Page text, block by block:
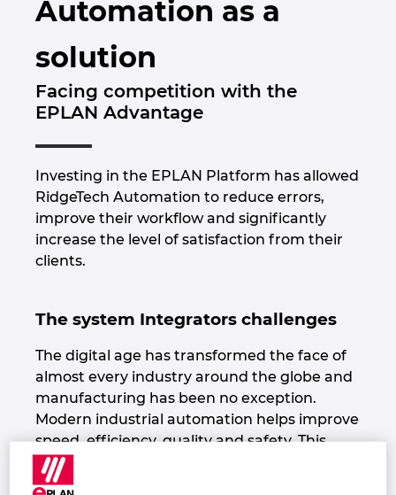
Automation as a
solution
Facing competition with the
EPLAN Advantage
Investing in the EPLAN Platform has allowed
RidgeTech Automation to reduce errors,
improve their workflow and significantly
increase the level of satisfaction from their
clients.
The system Integrators challenges
The digital age has transformed the face of
almost every industry around the globe and
manufacturing has been no exception.
Modern industrial automation helps improve
speed, efficiency, quality and safety. This
gives manufacturers the tools to thrive in
the face of increasing competition. The pace
EPLAN Education Oktatótermi verzió
EPLAN Education hallgatóknak
EPLAN Együttműködési alkalmazások
Kapcsolat
Trust Center
Brunei
Bulgaria
Canada
Chile
China
China Taiwan
Croatia
Czech Republic
Denmark
Finland